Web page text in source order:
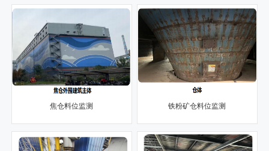
焦仓料位监测 铁粉矿仓料位监测